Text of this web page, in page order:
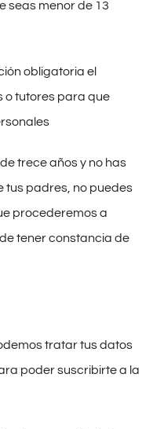
seas menor de 13
obligatoria el
o tutores para que
trece años y no has
tus padres, no puedes
procederemos a
tener constancia de
tratar tus datos
poder suscribirte a la